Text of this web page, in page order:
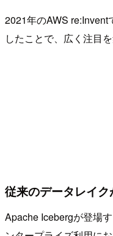
2021年のAWS
したことで、広く注目
従来のデータレイ
Apache Icebergが登場